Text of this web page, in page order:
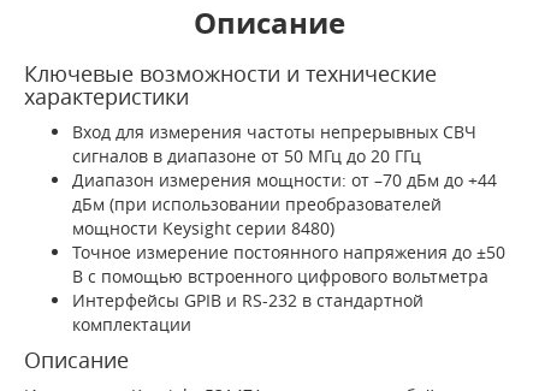
Описание
Ключевые возможности и технические
характеристики
Вход для измерения частоты непрерывных СВЧ
сигналов в диапазоне от 50 МГц до 20 ГГц
Диапазон измерения мощности: от –70 дБм до +44
дБм (при использовании преобразователей
мощности Keysight серии 8480)
Точное измерение постоянного напряжения до ±50
В с помощью встроенного цифрового вольтметра
Интерфейсы GPIB и RS-232 в стандартной
комплектации
Описание